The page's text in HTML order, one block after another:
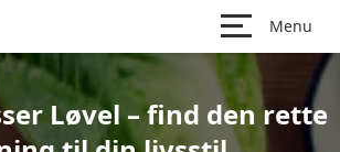
Menu
Løvel – find den rette